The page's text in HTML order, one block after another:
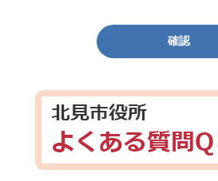
確認